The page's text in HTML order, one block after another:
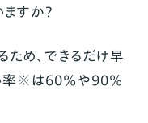
すか？
め、できるだけ早
率※は60%や90%